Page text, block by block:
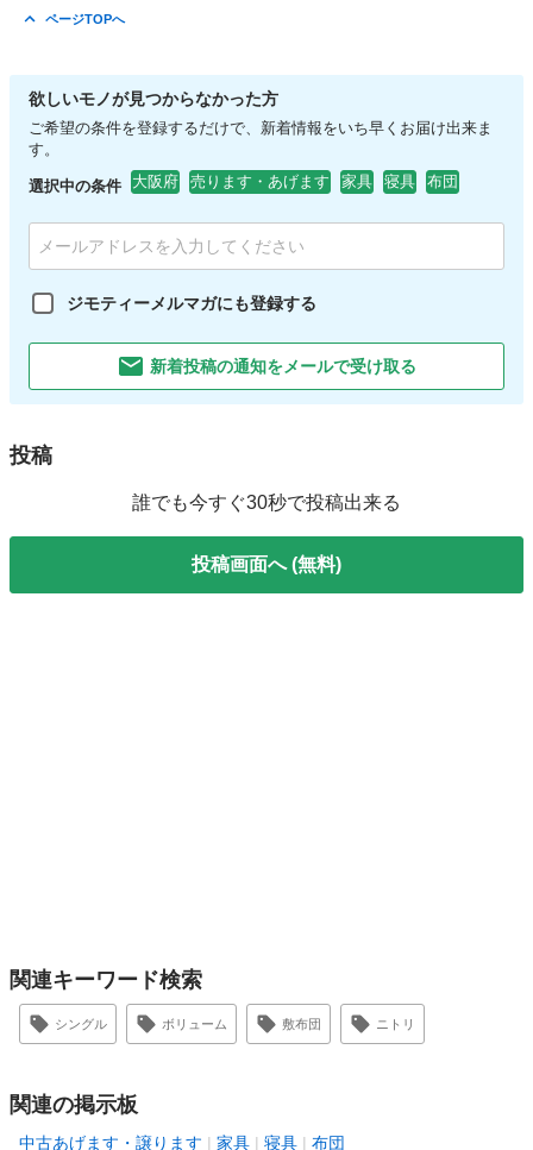
ページTOPへ
欲しいモノが見つからなかった方
ご希望の条件を登録するだけで、新着情報をいち早くお届け出来ま
す。
選択中の条件 大阪府 売ります・あげます 家具 寝具 布団
ジモティーメルマガにも登録する
新着投稿の通知をメールで受け取る
投稿
誰でも今すぐ30秒で投稿出来る
投稿画面へ (無料)
関連キーワード検索
シングル ボリューム 敷布団 ニトリ
関連の掲示板
中古あげます・譲ります 家具 寝具 布団